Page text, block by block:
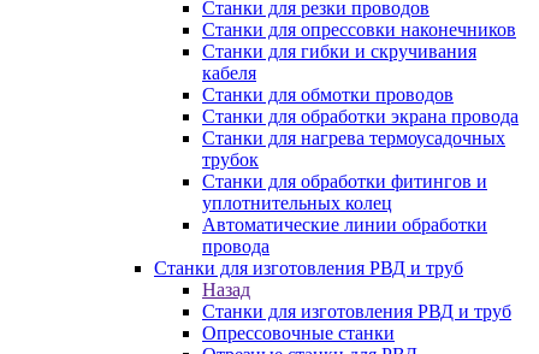
Станки для резки проводов
Станки для опрессовки наконечников
Станки для гибки и скручивания
кабеля
Станки для обмотки проводов
Станки для обработки экрана провода
Станки для нагрева термоусадочных
трубок
Станки для обработки фитингов и
уплотнительных колец
Автоматические линии обработки
провода
Станки для изготовления РВД и труб
Назад
Станки для изготовления РВД и труб
Опрессовочные станки